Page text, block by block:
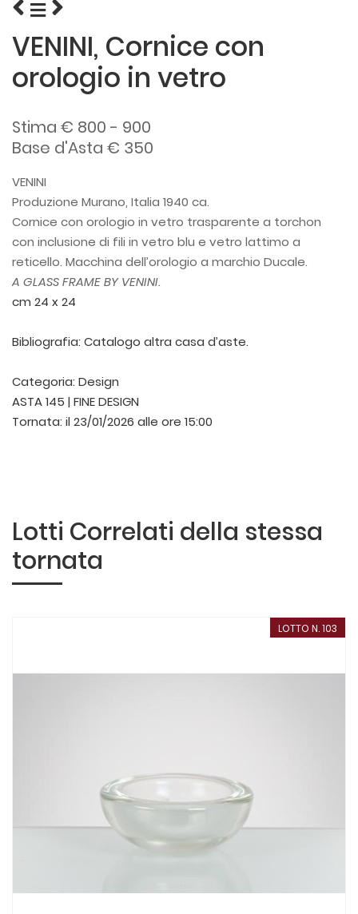
VENINI, Cornice con
orologio in vetro
Stima € 800 - 900
Base d'Asta € 350
VENINI
Produzione Murano, Italia 1940 ca.
Cornice con orologio in vetro trasparente a torchon
con inclusione di fili in vetro blu e vetro lattimo a
reticello. Macchina dell’orologio a marchio Ducale.
A GLASS FRAME BY VENINI.
cm 24 x 24
Bibliografia: Catalogo altra casa d’aste.
Categoria: Design
ASTA 145 | FINE DESIGN
Tornata: il 23/01/2026 alle ore 15:00
Lotti Correlati della stessa
tornata
LOTTO N. 103